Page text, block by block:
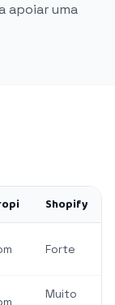
apoiar uma
Shopify
Forte
Muito